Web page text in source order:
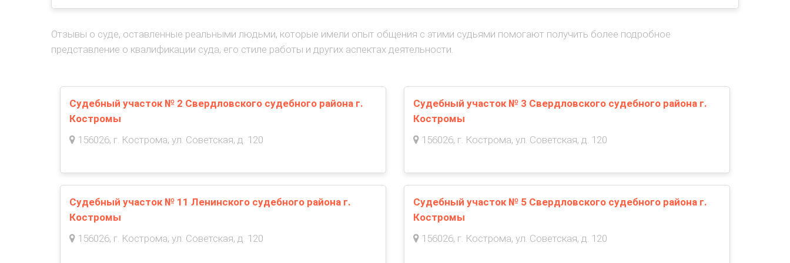
Отзывы о суде, оставленные реальными людьми, которые имели опыт общения с этими судьями помогают получить более подробное
представление о квалификации суда, его стиле работы и других аспектах деятельности.
Судебный участок № 2 Свердловского судебного района г.
Костромы
156026, г. Кострома, ул. Советская, д. 120
Судебный участок № 3 Свердловского судебного района г.
Костромы
156026, г. Кострома, ул. Советская, д. 120
Судебный участок № 11 Ленинского судебного района г.
Костромы
156026, г. Кострома, ул. Советская, д. 120
Судебный участок № 5 Свердловского судебного района г.
Костромы
156026, г. Кострома, ул. Советская, д. 120